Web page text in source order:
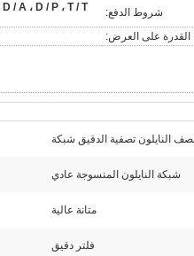
شروط الدفع:
القدرة على العرض:
شبكة النايلون المنسوجة عادي
متانة عالية
فلتر دقيق